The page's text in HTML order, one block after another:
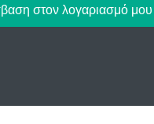
στον λογαριασμό μου